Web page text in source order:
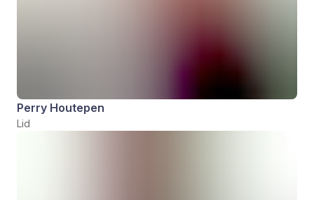
Perry Houtepen
Lid